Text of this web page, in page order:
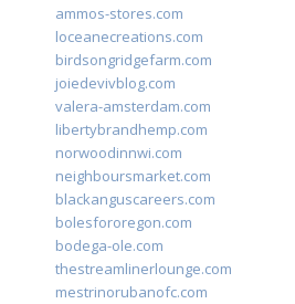
ammos-stores.com
loceanecreations.com
birdsongridgefarm.com
joiedevivblog.com
valera-amsterdam.com
libertybrandhemp.com
norwoodinnwi.com
neighboursmarket.com
blackanguscareers.com
bolesfororegon.com
bodega-ole.com
thestreamlinerlounge.com
mestrinorubanofc.com